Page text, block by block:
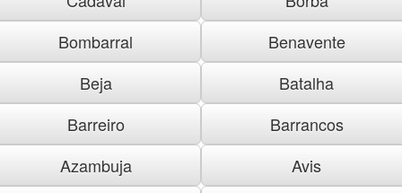
Bombarral
Benavente
Beja
Batalha
Barreiro
Barrancos
Azambuja
Avis